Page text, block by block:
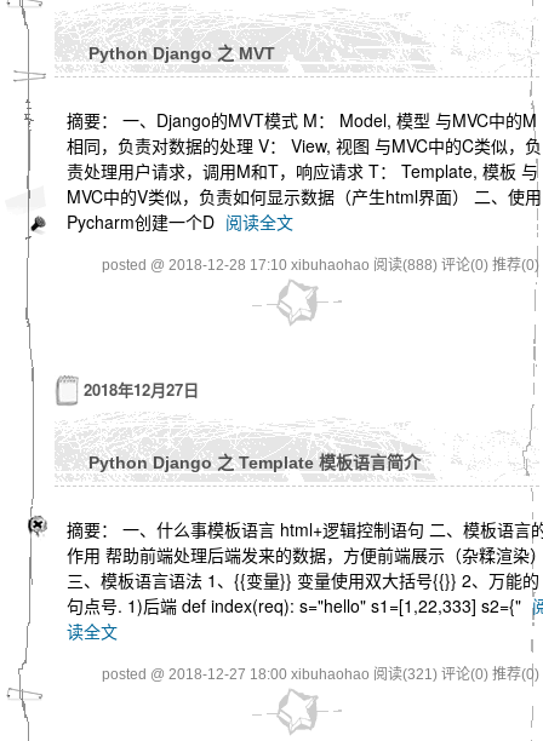
Python Django 之 MVT
摘要： 一、Django的MVT模式 M： Model, 模型 与MVC中的M
相同，负责对数据的处理 V： View, 视图 与MVC中的C类似，负
责处理用户请求，调用M和T，响应请求 T： Template, 模板 与
MVC中的V类似，负责如何显示数据（产生html界面） 二、使用
Pycharm创建一个D 阅读全文
posted @ 2018-12-28 17:10 xibuhaohao 阅读(888) 评论(0) 推荐(0)
2018年12月27日
Python Django 之 Template 模板语言简介
摘要： 一、什么事模板语言 html+逻辑控制语句 二、模板语言
作用 帮助前端处理后端发来的数据，方便前端展示（杂糅渲染
三、模板语言语法 1、{{变量}} 变量使用双大括号{{}} 2、万能的
句点号. 1)后端 def index(req): s="hello" s1=[1,22,333] s2={"
读全文
posted @ 2018-12-27 18:00 xibuhaohao 阅读(321) 评论(0) 推荐(0)